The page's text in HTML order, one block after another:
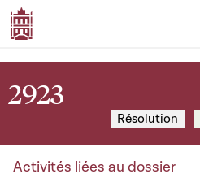
2923
Résolution
Activités liées au dossier